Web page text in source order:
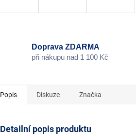
Doprava ZDARMA
při nákupu nad 1 100 Kč
Popis Diskuze Značka
Detailní popis produktu